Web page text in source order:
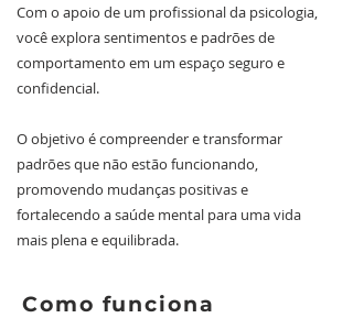
Com o apoio de um profissional da psicologia,
você explora sentimentos e padrões de
comportamento em um espaço seguro e
confidencial.
O objetivo é compreender e transformar
padrões que não estão funcionando,
promovendo mudanças positivas e
fortalecendo a saúde mental para uma vida
mais plena e equilibrada.
Como funciona